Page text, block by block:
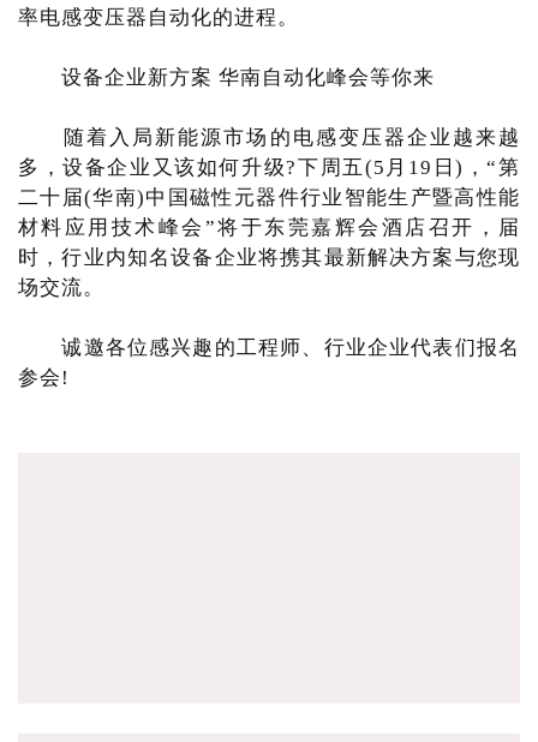
率电感变压器自动化的进程。
设备企业新方案 华南自动化峰会等你来
随着入局新能源市场的电感变压器企业越来越
多，设备企业又该如何升级?下周五(5月19日)，“第
二十届(华南)中国磁性元器件行业智能生产暨高性能
材料应用技术峰会”将于东莞嘉辉会酒店召开，届
时，行业内知名设备企业将携其最新解决方案与您现
场交流。
诚邀各位感兴趣的工程师、行业企业代表们报名
参会!